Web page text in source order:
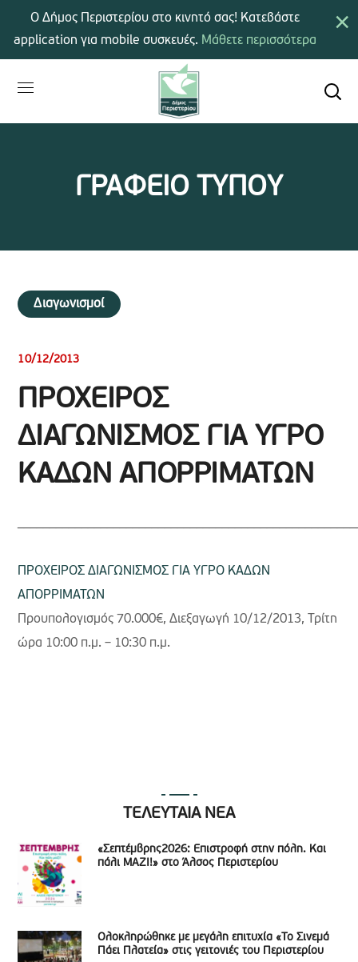
ΓΡΑΦΕΙΟ ΤΥΠΟΥ
Διαγωνισμοί
10/12/2013
ΠΡΟΧΕΙΡΟΣ
ΔΙΑΓΩΝΙΣΜΟΣ ΓΙΑ ΥΓΡΟ
ΚΑΔΩΝ ΑΠΟΡΡΙΜΑΤΩΝ
ΠΡΟΧΕΙΡΟΣ ΔΙΑΓΩΝΙΣΜΟΣ ΓΙΑ ΥΓΡΟ ΚΑΔΩΝ
ΑΠΟΡΡΙΜΑΤΩΝ
Προυπολογισμός 70.000€, Διεξαγωγή 10/12/2013, Τρίτη
ώρα 10:00 π.μ. – 10:30 π.μ.
ΤΕΛΕΥΤΑΙΑ ΝΕΑ
«Σεπτέμβρης2026: Επιστροφή στην πόλη. Και
πάλι ΜΑΖΙ!» στο Άλσος Περιστερίου
Ολοκληρώθηκε με μεγάλη επιτυχία «Το Σινεμά
Πάει Πλατεία» στις γειτονιές του Περιστερίου
×
Ο Δήμος Περιστερίου στο κινητό σας! Κατεβάστε
application για mobile συσκευές. Μάθετε περισσότερα